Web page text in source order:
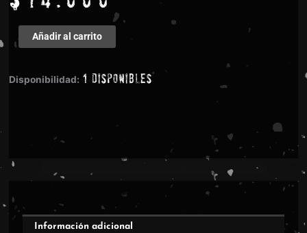
MESHUGGAH
CD
Añadir al carrito
Disponibilidad: 1 disponibles
Información adicional